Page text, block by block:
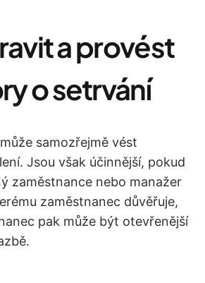
a provést
o setrvání
samozřejmě vést
Jsou však účinnější, pokud
zaměstnance nebo manažer
zaměstnanec důvěřuje,
pak může být otevřenější